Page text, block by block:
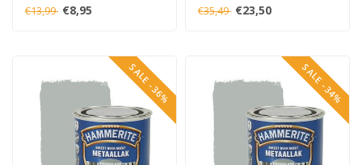
€13,99 €8,95 €35,49 €23,50
SALE -36% SALE -34%